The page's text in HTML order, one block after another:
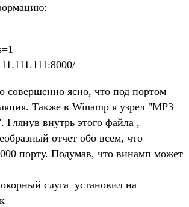
совершенно ясно, что под портом
Также в Winamp я узрел "MP3
Глянув внутрь этого файла ,
отчет обо всем, что
порту. Подумав, что винамп может
слуга установил на